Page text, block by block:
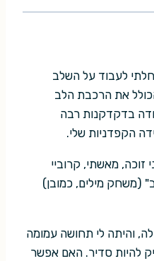
לעבוד על השלב
את הרכבת הלב
בדקדקנות רבה
הקפדניות שלי.
זוכה, מאשתי, קרוביי
(משחק מילים, כמובן)
והיתה לי תחושה עמומה
להיות סדיר. האם אפשר